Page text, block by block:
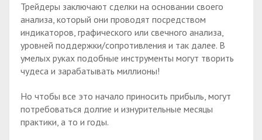
Трейдеры заключают сделки на основании своего
анализа, который они проводят посредством
индикаторов, графического или свечного анализа,
уровней поддержки/сопротивления и так далее. В
умелых руках подобные инструменты могут творить
чудеса и зарабатывать миллионы!
Но чтобы все это начало приносить прибыль, могут
потребоваться долгие и изнурительные месяцы
практики, а то и годы.